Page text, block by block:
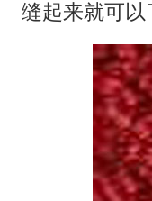
缝起来就可以